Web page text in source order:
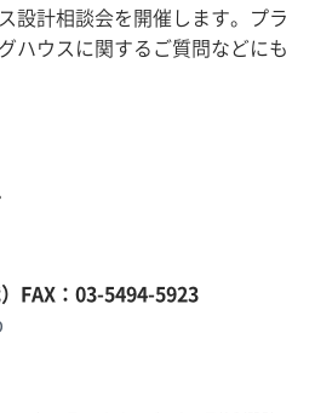
設計相談会を開催します。プラ
ハウスに関するご質問などにも
FAX：03-5494-5923